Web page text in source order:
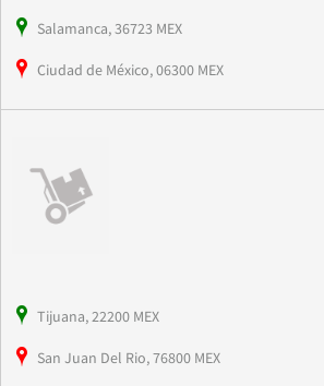
Salamanca, 36723 MEX
Ciudad de México, 06300 MEX
Tijuana, 22200 MEX
San Juan Del Rio, 76800 MEX